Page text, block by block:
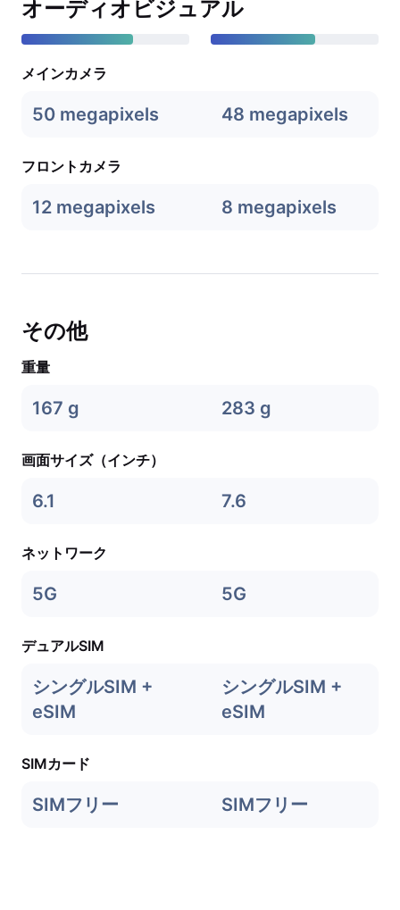
オーディオビジュアル
メインカメラ
50 megapixels 48 megapixels
フロントカメラ
12 megapixels 8 megapixels
その他
重量
167 g 283 g
画面サイズ（インチ）
6.1 7.6
ネットワーク
5G 5G
デュアルSIM
シングルSIM +
eSIM
シングルSIM +
eSIM
SIMカード
SIMフリー SIMフリー